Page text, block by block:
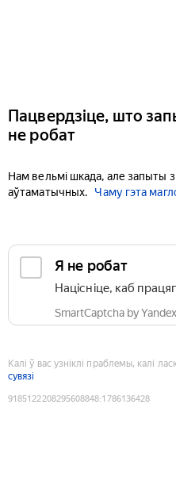
Пацвердзіце, што
не робат
Нам вельмі шкада, але запыты
аўтаматычных.
Чаму гэта
Я не робат
Націсніце, каб
SmartCaptcha by
Калі ў вас узніклі праблемы, калі
сувязі
9185122208295608848:1786136428